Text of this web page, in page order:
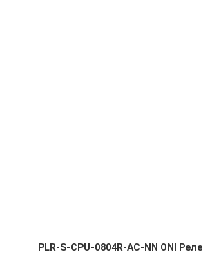
PLR-S-CPU-0804R-AC-NN ONI Реле